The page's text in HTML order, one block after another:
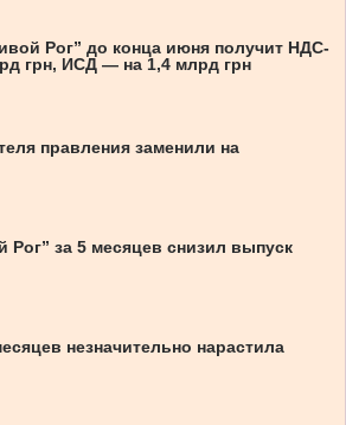
Рог” до конца июня получит НДС-
грн, ИСД — на 1,4 млрд грн
правления заменили на
Рог” за 5 месяцев снизил выпуск
незначительно нарастила